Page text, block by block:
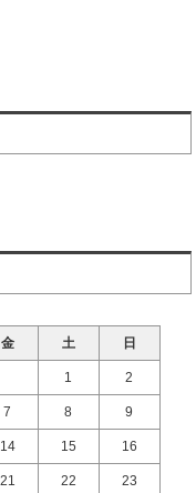
金 土 日
1 2
7 8 9
14 15 16
21 22 23